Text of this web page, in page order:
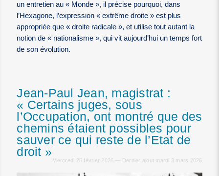
un entretien au « Monde », il précise pourquoi, dans
l’Hexagone, l’expression « extrême droite » est plus
appropriée que « droite radicale », et utilise tout autant la
notion de « nationalisme », qui vit aujourd’hui un temps fort
de son évolution.
Jean-Paul Jean, magistrat :
« Certains juges, sous
l’Occupation, ont montré que des
chemins étaient possibles pour
sauver ce qui reste de l’Etat de
droit »
Mercredi 25 février 2026 — Dernier ajout mardi 3 mars 2026